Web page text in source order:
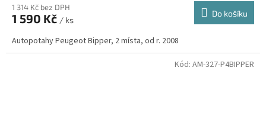
1 314 Kč bez DPH
1 590 Kč / ks
Do košíku
Autopotahy Peugeot Bipper, 2 místa, od r. 2008
Kód: AM-327-P4BIPPER